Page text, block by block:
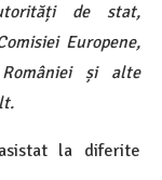
de stat,
Europene,
și alte
la diferite